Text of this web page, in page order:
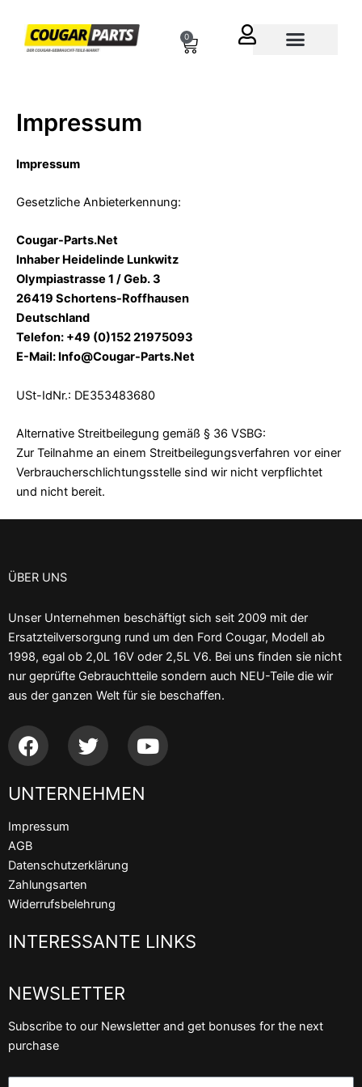
Inhalt
springen
0
Cart
Impressum
Impressum
Gesetzliche Anbieterkennung:
Cougar-Parts.Net
Inhaber Heidelinde Lunkwitz
Olympiastrasse 1 / Geb. 3
26419 Schortens-Roffhausen
Deutschland
Telefon: +49 (0)152 21975093
E-Mail: Info@Cougar-Parts.Net
USt-IdNr.: DE353483680
Alternative Streitbeilegung gemäß § 36 VSBG:
Zur Teilnahme an einem Streitbeilegungsverfahren vor einer
Verbraucherschlichtungsstelle sind wir nicht verpflichtet
und nicht bereit.
ÜBER UNS
Unser Unternehmen beschäftigt sich seit 2009 mit der
Ersatzteilversorgung rund um den Ford Cougar, Modell ab
1998, egal ob 2,0L 16V oder 2,5L V6. Bei uns finden sie nicht
nur geprüfte Gebrauchtteile sondern auch NEU-Teile die wir
aus der ganzen Welt für sie beschaffen.
F
a
e
o
o
k
T
w
t
r
Y
o
UNTERNEHMEN
Impressum
AGB
Datenschutzerklärung
Zahlungsarten
Widerrufsbelehrung
INTERESSANTE LINKS
NEWSLETTER
Subscribe to our Newsletter and get bonuses for the next
purchase